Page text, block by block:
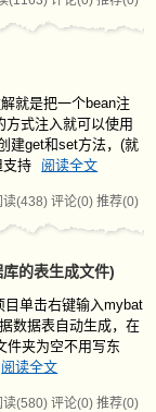
就是把一个bean注
方式注入就可以使用
建get和set方法，(就
支持
阅读全文
读(438) 评论(0) 推荐(0)
的表生成文件)
目单击右键输入mybat
数据表自动生成，在
件夹为空不用写东
阅读全文
读(580) 评论(0) 推荐(0)